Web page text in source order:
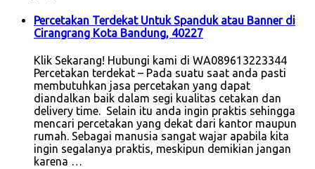
Percetakan Terdekat Untuk Spanduk atau Banner di
Cirangrang Kota Bandung, 40227
Klik Sekarang! Hubungi kami di WA089613223344
Percetakan terdekat – Pada suatu saat anda pasti
membutuhkan jasa percetakan yang dapat
diandalkan baik dalam segi kualitas cetakan dan
delivery time. Selain itu anda ingin praktis sehingga
mencari percetakan yang dekat dari kantor maupun
rumah. Sebagai manusia sangat wajar apabila kita
ingin segalanya praktis, meskipun demikian jangan
karena …